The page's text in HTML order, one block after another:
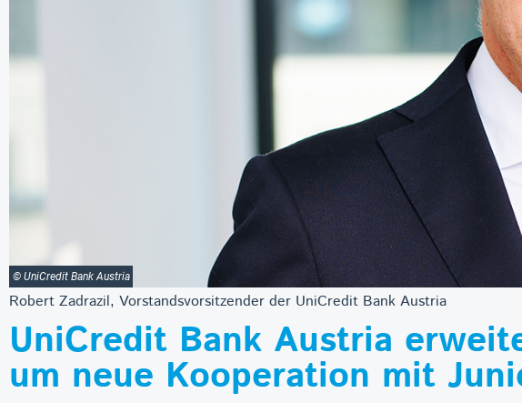
© UniCredit Bank Austria
Robert Zadrazil, Vorstandsvorsitzender der UniCredit Bank Austria
UniCredit Bank Austria
um neue Kooperation mit